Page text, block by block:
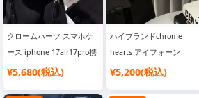
クロームハーツ スマホケ
ース iphone 17air17pro携
帯ケース ショルダー スト
¥5,680(税込)
ハイブランドchrome
hearts アイフォーン
16pro16plusケース カラフ
¥5,200(税込)